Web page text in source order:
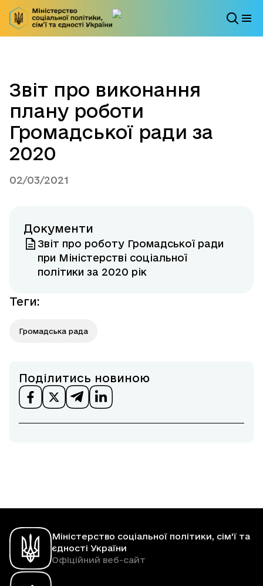
Звіт про виконання
плану роботи
Громадської ради за
2020
02/03/2021
Документи
Звіт про роботу Громадської ради
при Міністерстві соціальної
політики за 2020 рік
Теги:
Громадська рада
Поділитись новиною
Міністерство соціальної політики, сім'ї та
єдності України
Офіційний веб-сайт